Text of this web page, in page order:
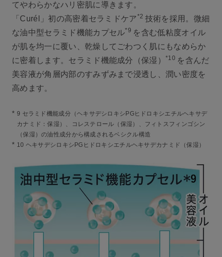
てやわらかなハリ密肌に導きます。
「Curél」初の高密着セラミドケア*2 技術を採用。微細
な油中型セラミド機能カプセル*9 を含む低粘度オイル
が肌を均一に覆い、乾燥してごわつく肌にもなめらか
に密着します。セラミド機能成分（保湿）
*10 を含んだ
美容液が角層内部のすみずみまで浸透し、潤い密度を
高めます。
* 9 セラミド機能成分（ヘキサデシロキシPGヒドロキシエチルヘキサデ
カナミド：保湿）、コレステロール（保湿）、フィトスフィンゴシン
（保湿）の油性成分から構成されるベシクル構造
* 10 ヘキサデシロキシPGヒドロキシエチルヘキサデカナミド（保湿）